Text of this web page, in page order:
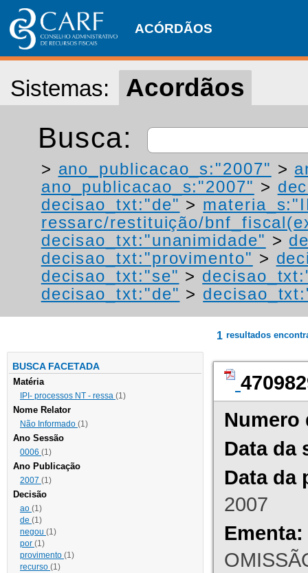
ACÓRDÃOS
Sistemas: Acordãos
Busca:
> ano_publicacao_s:"2007" >
ano_publicacao_s:"2007" >
decisao_txt:"de" >
ressarc/restituição/
decisao_txt:"unanimidade" >
decisao_txt:"provimento" >
decisao_txt:"se" >
decisao_txt:"de" >
BUSCA FACETADA
Matéria
IPI- processos NT - ressa (1)
Nome Relator
Não Informado (1)
Ano Sessão
0006 (1)
Ano Publicação
2007 (1)
Decisão
ao (1)
de (1)
negou (1)
por (1)
provimento (1)
recurso (1)
1 resultados
Numero
Data da
Data da
2007
Ementa: